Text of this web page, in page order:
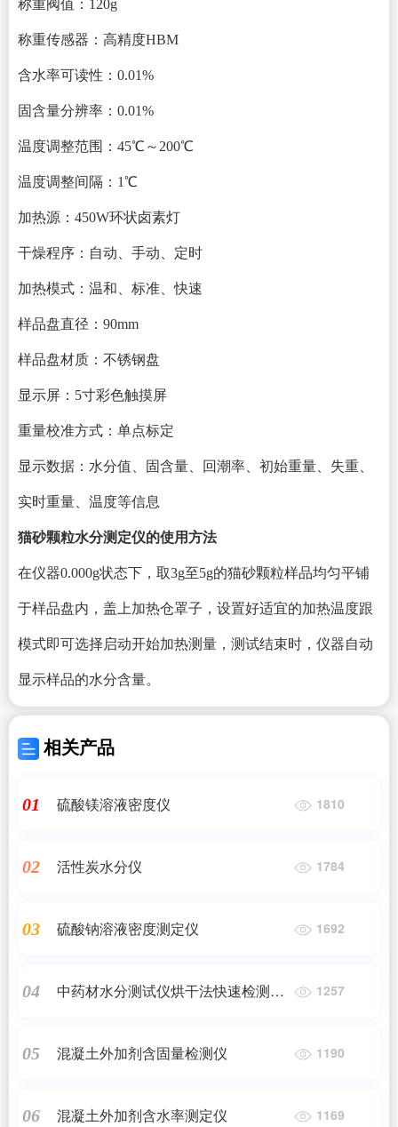
称重阀值： 120g
称重传感器：高精度HBM
含水率可读性： 0.01%
固含量分辨率： 0.01%
温度调整范围： 45℃～200℃
温度调整间隔： 1℃
加热源： 450W环状卤素灯
干燥程序：自动、手动、定时
加热模式：温和、标准、快速
样品盘直径 ： 90mm
样品盘材质： 不锈钢盘
显示屏： 5寸彩色触摸屏
重量校准方式：单点标定
显示数据：水分值、固含量、回潮率、初始重量、失重、
实时重量、温度等信息
猫砂颗粒水分测定仪的使用方法
在仪器0.000g状态下，取3g至5g的猫砂颗粒样品均匀平铺
于样品盘内，盖上加热仓罩子，设置好适宜的加热温度跟
模式即可选择启动开始加热测量，测试结束时，仪器自动
显示样品的水分含量。
相关产品
01 硫酸镁溶液密度仪 1810
02 活性炭水分仪 1784
03 硫酸钠溶液密度测定仪 1692
04
中药材水分测试仪烘干法快速检测粮
1257
05 混凝土外加剂含固量检测仪 1190
06 混凝土外加剂含水率测定仪 1169